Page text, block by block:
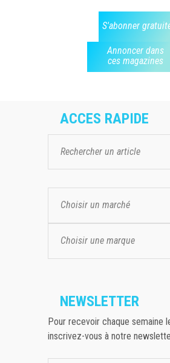
S'abonner
Annoncer dans
ces magazines
ACCES RAPIDE
Choisir un marché
Choisir une marque
NEWSLETTER
Pour recevoir chaque semaine
inscrivez-vous à notre